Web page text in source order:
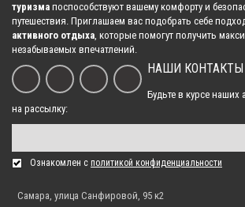
туризма поспособствуют вашему комфорту и
путешествия. Приглашаем вас подобрать себе
активного отдыха, которые помогут получить
незабываемых впечатлений.
НАШИ КОНТАКТЫ
Будьте в курсе наших
на рассылку:
Ознакомлен с политикой конфиденциальности
Самара, улица Санфировой, 95 к2